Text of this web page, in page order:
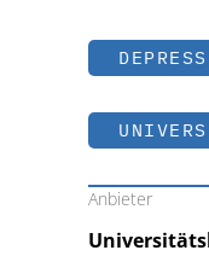
Anbieter